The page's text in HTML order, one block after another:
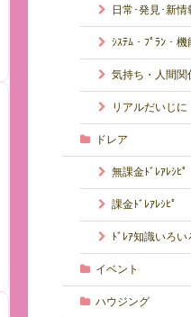
日常･発見･新情
ｼｽﾃﾑ・ﾌﾟﾗﾝ・機
気持ち・人間関
リアルだいじに
ドレア
無課金ﾄﾞﾚｱﾚｼﾋﾟ
課金ﾄﾞﾚｱﾚｼﾋﾟ
ﾄﾞﾚｱ知識いろい
イベント
ハウジング